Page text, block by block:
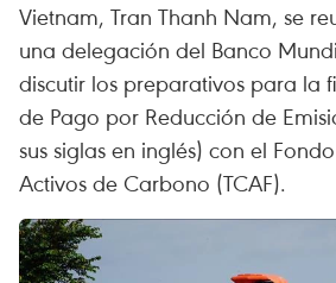
Vietnam, Tran Thanh Nam, se
una delegación del Banco
discutir los preparativos para la
de Pago por Reducción de
sus siglas en inglés) con el
Activos de Carbono (TCAF).